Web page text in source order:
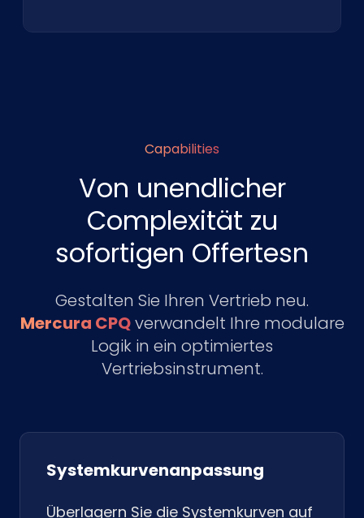
Capabilities
Von unendlicher
Complexität zu
sofortigen Offertesn
Gestalten Sie Ihren Vertrieb neu.
Mercura CPQverwandelt Ihre modulare
Logik in ein optimiertes
Vertriebsinstrument.
Systemkurvenanpassung
Überlagern Sie die Systemkurven auf